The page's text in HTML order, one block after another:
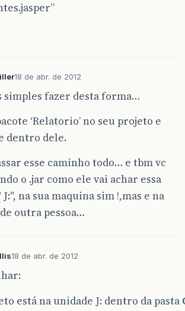
18 de abr. de 2012
simples fazer desta forma…
‘Relatorio’ no seu projeto e
dentro dele.
esse caminho todo… e tbm vc
o .jar como ele vai achar essa
na sua maquina sim !,mas e na
outra pessoa…
18 de abr. de 2012
está na unidade J: dentro da pasta